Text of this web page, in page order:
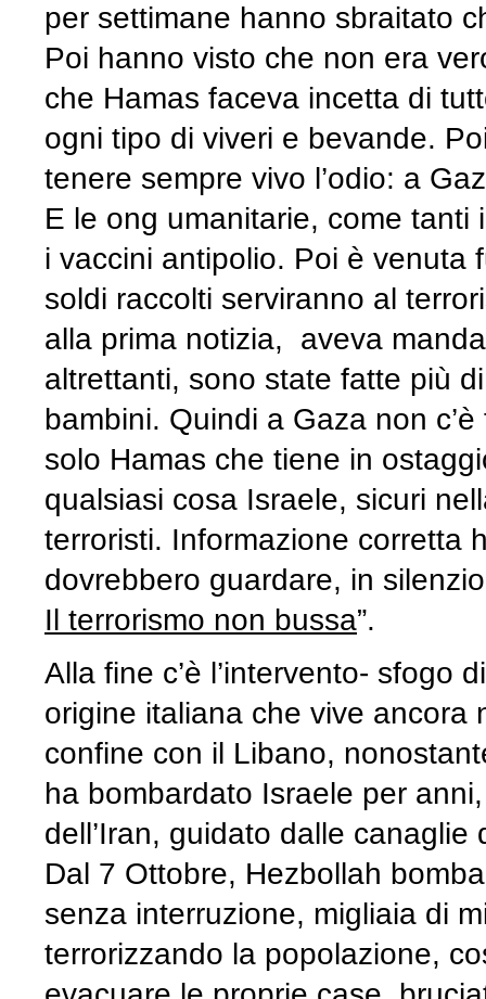
per settimane hanno sbraitato
Poi hanno visto che non era
che Hamas faceva incetta di
ogni tipo di viveri e bevande.
tenere sempre vivo l’odio: a
E le ong umanitarie, come
i vaccini antipolio. Poi è venuta
soldi raccolti serviranno al
alla prima notizia, aveva
altrettanti, sono state fatte più
bambini. Quindi a Gaza non
solo Hamas che tiene in
qualsiasi cosa Israele, sicuri
terroristi. Informazione corretta
dovrebbero guardare, in
Il terrorismo non bussa”.
Alla fine c’è l’intervento- sfogo
origine italiana che vive ancora
confine con il Libano,
ha bombardato Israele per
dell’Iran, guidato dalle
Dal 7 Ottobre, Hezbollah
senza interruzione, migliaia di
terrorizzando la popolazione,